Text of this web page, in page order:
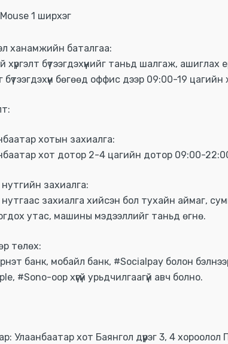
Mouse 1 ширхэг
ханамжийн баталгаа:
хүргэлт бүтээгдэхүүнийг таньд шалгаж,
бүтээгдэхүүн бөгөөд оффис дээр 09:00-19
хотын захиалга:
хот дотор 2-4 цагийн дотор 09:00-
захиалга:
захиалга хийсэн бол тухайн аймаг,
утас, машины мэдээллийг таньд өгнө.
төлөх:
банк, мобайл банк, #Socialpay болон
#Sono-оор хүүгүй урьдчилгаагүй авч болно.
Улаанбаатар хот Баянгол дүүрэг 3, 4